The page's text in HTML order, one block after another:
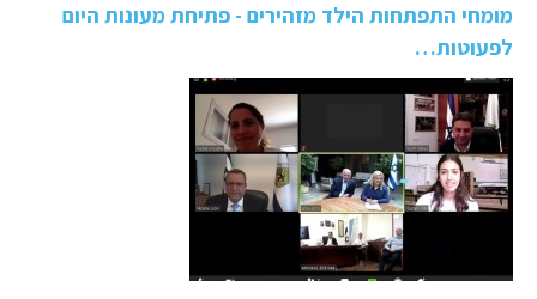
מומחי התפתחות הילד מזהירים - פתיחת מעונות היום
לפעוטות…